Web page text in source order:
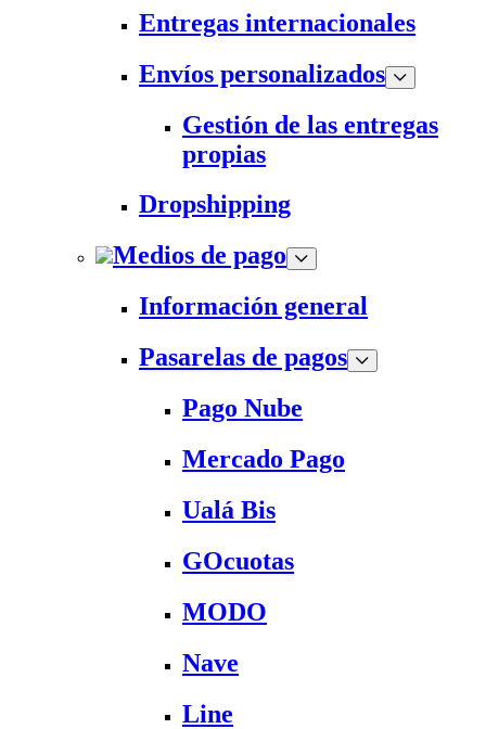
Entregas internacionales
Envíos personalizados
Gestión de las entregas
propias
Dropshipping
Medios de pago
Información general
Pasarelas de pagos
Pago Nube
Mercado Pago
Ualá Bis
GOcuotas
MODO
Nave
Line